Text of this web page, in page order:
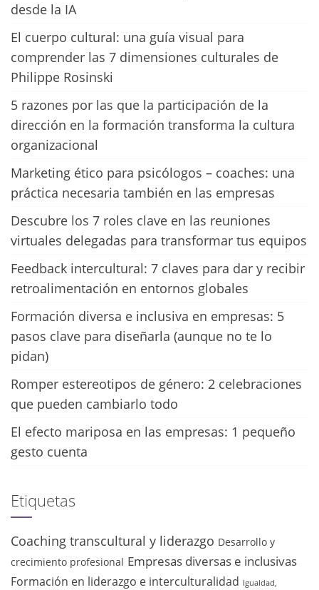
desde la IA
El cuerpo cultural: una guía visual para
comprender las 7 dimensiones culturales de
Philippe Rosinski
5 razones por las que la participación de la
dirección en la formación transforma la cultura
organizacional
Marketing ético para psicólogos – coaches: una
práctica necesaria también en las empresas
Descubre los 7 roles clave en las reuniones
virtuales delegadas para transformar tus equipos
Feedback intercultural: 7 claves para dar y recibir
retroalimentación en entornos globales
Formación diversa e inclusiva en empresas: 5
pasos clave para diseñarla (aunque no te lo
pidan)
Romper estereotipos de género: 2 celebraciones
que pueden cambiarlo todo
El efecto mariposa en las empresas: 1 pequeño
gesto cuenta
Etiquetas
Coaching transcultural y liderazgo Desarrollo y
crecimiento profesional Empresas diversas e inclusivas
Formación en liderazgo e interculturalidad Igualdad,